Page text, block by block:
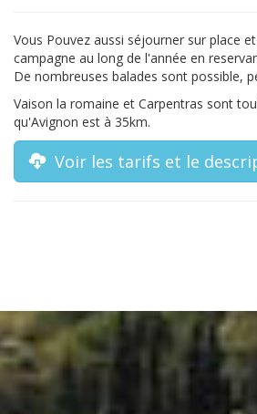
Vous Pouvez aussi séjourner sur place
campagne au long de l'année en
De nombreuses balades sont possible,
Vaison la romaine et Carpentras sont
qu'Avignon est à 35km.
Voir les tarifs et le